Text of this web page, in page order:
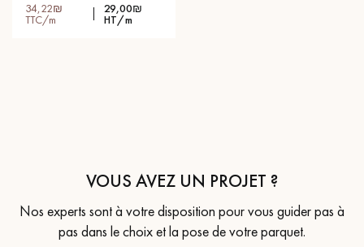
34,22₪
TTC/m
29,00₪
HT/m
VOUS AVEZ UN PROJET ?
Nos experts sont à votre disposition pour vous guider pas à
pas dans le choix et la pose de votre parquet.